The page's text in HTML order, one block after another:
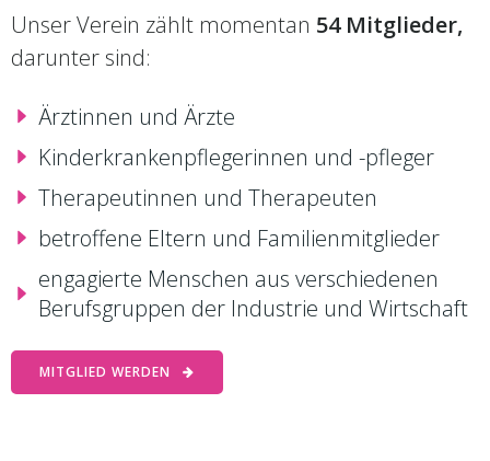
Unser Verein zählt momentan 54 Mitglieder,
darunter sind:
Ärztinnen und Ärzte
Kinderkrankenpflegerinnen und -pfleger
Therapeutinnen und Therapeuten
betroffene Eltern und Familienmitglieder
engagierte Menschen aus verschiedenen
Berufsgruppen der Industrie und Wirtschaft
MITGLIED WERDEN